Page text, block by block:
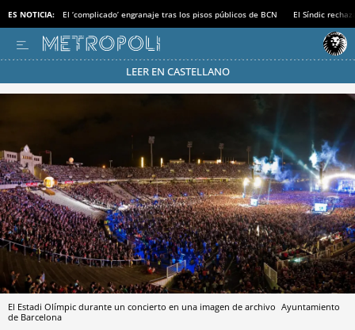
ES NOTICIA: El ‘complicado’ engranaje tras los pisos públicos de BCN El Síndic
LEER EN CASTELLANO
Pásate al MODO AHORRO
El Estadi Olímpic durante un concierto en una imagen de archivo Ayuntamiento
de Barcelona